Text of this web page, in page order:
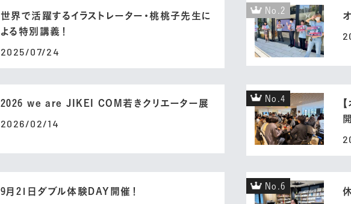
世界で活躍するイラストレーター・桃桃子先生に
よる特別講義！
2025/07/24
No.2
2026 we are JIKEI COM若きクリエーター展
2026/02/14
No.4
9月21日ダブル体験DAY開催！ No.6